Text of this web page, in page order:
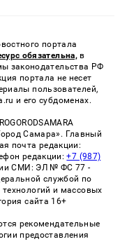
портала
обязательна, в
законодательства РФ
портала не несет
пользователей,
и его субдоменах.
Самара». Главный
почта редакции:
редакции:+7 (987)
СМИ: ЭЛ № ФС 77 -
службой по
и массовых
сайта 16+
рекомендательные
предоставления